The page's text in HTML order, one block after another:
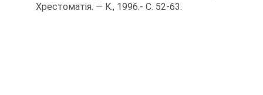
Хрестоматія. — K., 1996.- C. 52-63.